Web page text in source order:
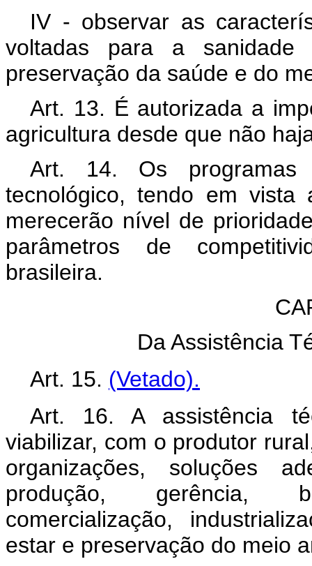
IV - observar as
voltadas para a
preservação da saúde e do
Art. 13. É autorizada a
agricultura desde que não
Art. 14. Os programas
tecnológico, tendo em
merecerão nível de
parâmetros de
brasileira.
Da Assistência
Art. 15. (Vetado).
Art. 16. A assistência
viabilizar, com o produtor
organizações, soluções
produção, gerência,
comercialização,
estar e preservação do meio